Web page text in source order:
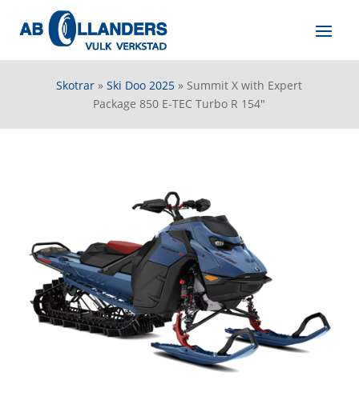
Skotrar »Ski Doo 2025 » Summit X with Expert
Package 850 E-TEC Turbo R 154″